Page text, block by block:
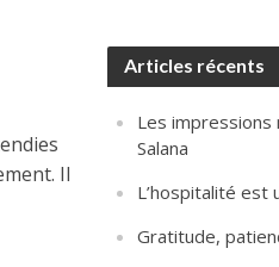
Il
Articles récents
Les impressions
Salana
L’hospitalité est
Gratitude,